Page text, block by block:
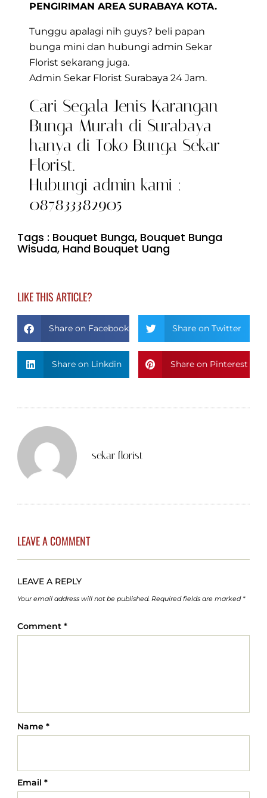
PENGIRIMAN AREA SURABAYA KOTA.
Tunggu apalagi nih guys? beli papan
bunga mini dan hubungi admin Sekar
Florist sekarang juga.
Admin Sekar Florist Surabaya 24 Jam.
Cari Segala Jenis Karangan
Bunga Murah di Surabaya
hanya di Toko Bunga Sekar
Florist.
Hubungi admin kami :
087833382905
Tags : Bouquet Bunga, Bouquet Bunga
Wisuda, Hand Bouquet Uang
LIKE THIS ARTICLE?
Share on Facebook Share on Twitter
Share on Linkdin Share on Pinterest
sekar florist
LEAVE A COMMENT
LEAVE A REPLY
Your email address will not be published. Required fields are marked *
Comment *
Name *
Email *